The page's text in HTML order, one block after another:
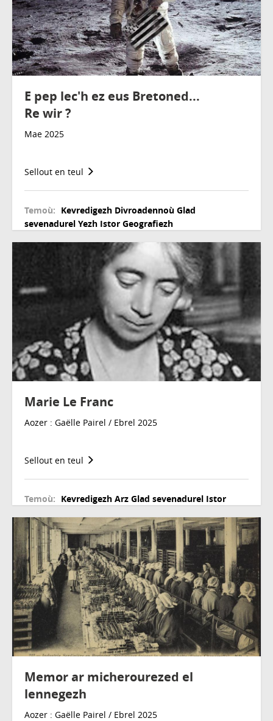
E pep lec'h ez eus Bretoned...
Re wir ?
Mae 2025
Sellout en teul
Temoù: Kevredigezh Divroadennoù Glad
sevenadurel Yezh Istor Geografiezh
Marie Le Franc
Aozer : Gaëlle Pairel / Ebrel 2025
Sellout en teul
Temoù: Kevredigezh Arz Glad sevenadurel Istor
Memor ar micherourezed el
lennegezh
Aozer : Gaëlle Pairel / Ebrel 2025